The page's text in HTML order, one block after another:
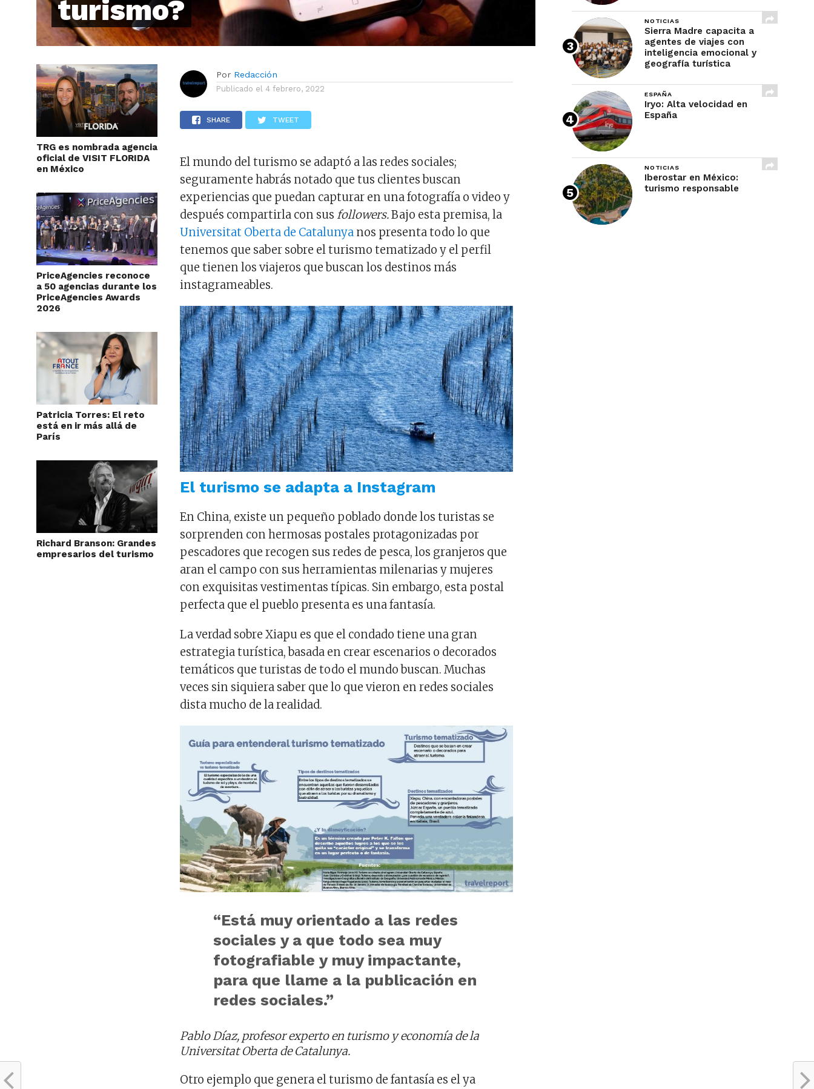
turismo?
TRG es nombrada agencia
oficial de VISIT FLORIDA
en México
PriceAgencies reconoce
a 50 agencias durante los
PriceAgencies Awards
2026
Patricia Torres: El reto
está en ir más allá de
París
Richard Branson: Grandes
empresarios del turismo
Por Redacción
Publicado el 4 febrero, 2022
SHARE TWEET
El mundo del turismo se adaptó a las redes sociales;
seguramente habrás notado que tus clientes buscan
experiencias que puedan capturar en una fotografía o video y
después compartirla con sus followers.Bajo esta premisa, la
Universitat Oberta de Catalunya nos presenta todo lo que
tenemos que saber sobre el turismo tematizado y el perfil
que tienen los viajeros que buscan los destinos más
instagrameables.
El turismo se adapta a Instagram
En China, existe un pequeño poblado donde los turistas se
sorprenden con hermosas postales protagonizadas por
pescadores que recogen sus redes de pesca, los granjeros que
aran el campo con sus herramientas milenarias y mujeres
con exquisitas vestimentas típicas. Sin embargo, esta postal
perfecta que el pueblo presenta es una fantasía.
La verdad sobre Xiapu es que el condado tiene una gran
estrategia turística, basada en crear escenarios o decorados
temáticos que turistas de todo el mundo buscan. Muchas
veces sin siquiera saber que lo que vieron en redes sociales
dista mucho de la realidad.
“Está muy orientado a las redes
sociales y a que todo sea muy
fotografiable y muy impactante,
para que llame a la publicación en
redes sociales.”
Pablo Díaz, profesor experto en turismo y economía de la
Universitat Oberta de Catalunya.
Otro ejemplo que genera el turismo de fantasía es el ya
NOTICIAS
Sierra Madre capacita a
agentes de viajes con
inteligencia emocional y
geografía turística
ESPAÑA
Iryo: Alta velocidad en
España
NOTICIAS
Iberostar en México:
turismo responsable